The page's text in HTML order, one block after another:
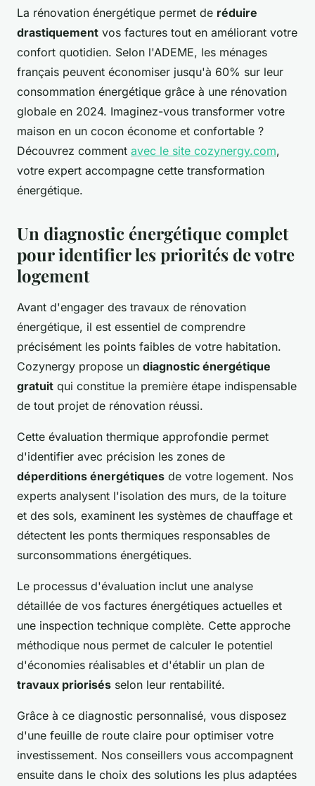
La rénovation énergétique permet de réduire
drastiquement vos factures tout en améliorant votre
confort quotidien. Selon l'ADEME, les ménages
français peuvent économiser jusqu'à 60% sur leur
consommation énergétique grâce à une rénovation
globale en 2024. Imaginez-vous transformer votre
maison en un cocon économe et confortable ?
Découvrez comment avec le site cozynergy.com,
votre expert accompagne cette transformation
énergétique.
Un diagnostic énergétique complet
pour identifier les priorités de votre
logement
Avant d'engager des travaux de rénovation
énergétique, il est essentiel de comprendre
précisément les points faibles de votre habitation.
Cozynergy propose un diagnostic énergétique
gratuit qui constitue la première étape indispensable
de tout projet de rénovation réussi.
Cette évaluation thermique approfondie permet
d'identifier avec précision les zones de
déperditions énergétiques de votre logement. Nos
experts analysent l'isolation des murs, de la toiture
et des sols, examinent les systèmes de chauffage et
détectent les ponts thermiques responsables de
surconsommations énergétiques.
Le processus d'évaluation inclut une analyse
détaillée de vos factures énergétiques actuelles et
une inspection technique complète. Cette approche
méthodique nous permet de calculer le potentiel
d'économies réalisables et d'établir un plan de
travaux priorisés selon leur rentabilité.
Grâce à ce diagnostic personnalisé, vous disposez
d'une feuille de route claire pour optimiser votre
investissement. Nos conseillers vous accompagnent
ensuite dans le choix des solutions les plus adaptées